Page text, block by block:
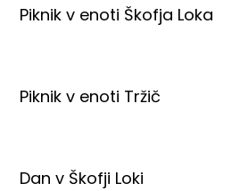
Piknik v enoti Škofja Loka
Piknik v enoti Tržič
Dan v Škofji Loki